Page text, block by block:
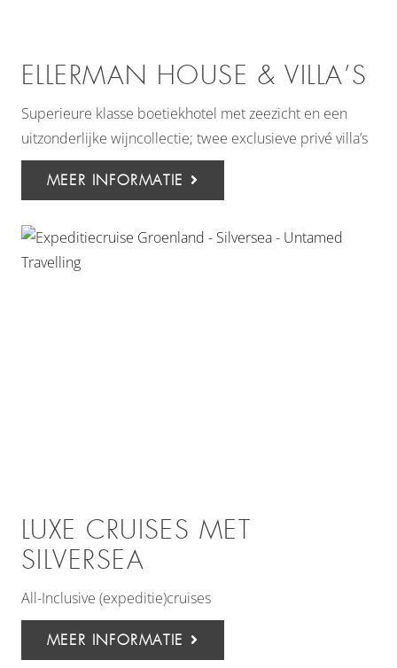
ELLERMAN HOUSE & VILLA’S
Superieure klasse boetiekhotel met zeezicht en een
uitzonderlijke wijncollectie; twee exclusieve privé villa’s
MEER INFORMATIE
LUXE CRUISES MET
SILVERSEA
All-Inclusive (expeditie)cruises
MEER INFORMATIE